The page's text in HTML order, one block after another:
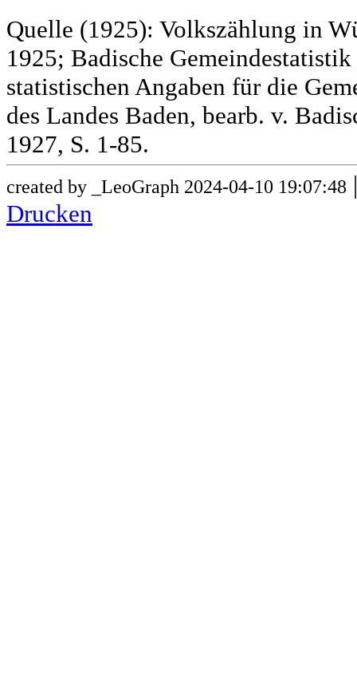
Quelle (1925): Volkszählung in
1925; Badische
statistischen Angaben für die
des Landes Baden, bearb. v.
1927, S. 1-85.
created by _LeoGraph 2024-04-10 19:07:48
Drucken